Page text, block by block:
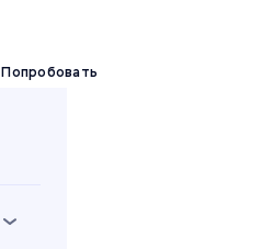
Попробовать